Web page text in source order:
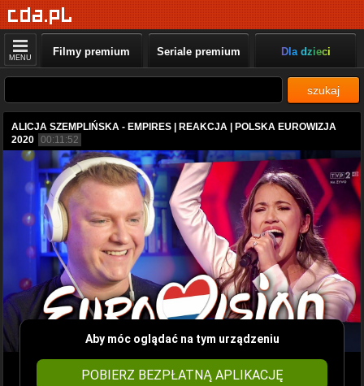
MENU Filmy premium Seriale premium Dla dzieci
szukaj
ALICJA SZEMPLIŃSKA - EMPIRES | REAKCJA | POLSKA EUROWIZJA
2020 00:11:52
Aby móc oglądać na tym urządzeniu
POBIERZ BEZPŁATNĄ APLIKACJĘ